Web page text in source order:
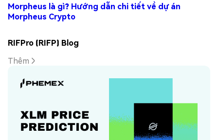
Morpheus là gì? Hướng dẫn chi tiết về dự án
Morpheus Crypto
RIFPro (RIFP) Blog
Thêm